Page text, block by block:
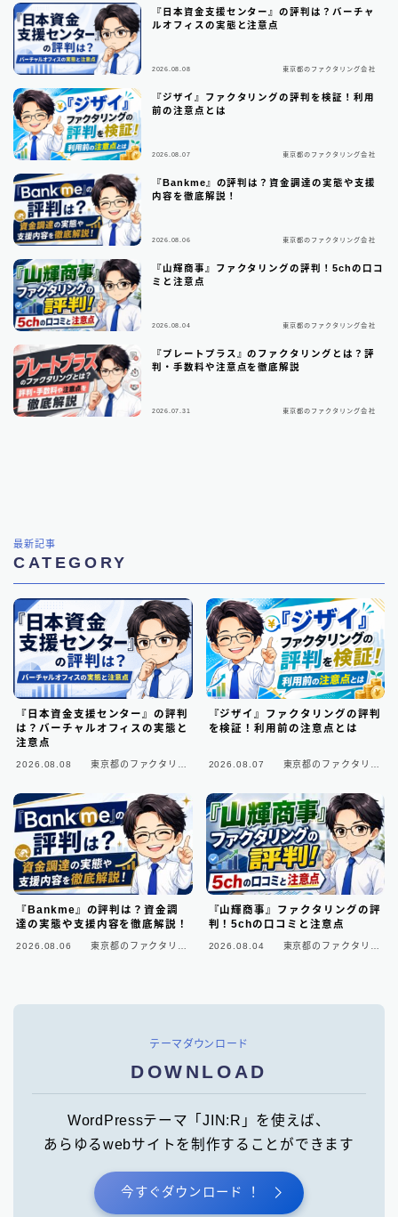
請求書カード払い
ファクタリング基礎知識 66
▼無料の見積もりがオススメ
『日本資金支援センター』の評判は？バーチャ
ルオフィスの実態と注意点
2026.08.08 東京都のファクタリング会社
『ジザイ』ファクタリングの評判を検証！利用
前の注意点とは
2026.08.07 東京都のファクタリング会社
『Bankme』の評判は？資金調達の実態や支援
内容を徹底解説！
2026.08.06 東京都のファクタリング会社
『山輝商事』ファクタリングの評判！5chの口コ
ミと注意点
2026.08.04 東京都のファクタリング会社
『プレートプラス』のファクタリングとは？評
判・手数料や注意点を徹底解説
2026.07.31 東京都のファクタリング会社
最新記事
CATEGORY
『日本資金支援センター』の評判
は？バーチャルオフィスの実態と
注意点
2026.08.08
東京都のファクタリン
『ジザイ』ファクタリングの評判
を検証！利用前の注意点とは
2026.08.07
東京都のファクタリン
『Bankme』の評判は？資金調
達の実態や支援内容を徹底解説！
2026.08.06
東京都のファクタリン
『山輝商事』ファクタリングの評
判！5chの口コミと注意点
2026.08.04
東京都のファクタリン
テーマダウンロード
DOWNLOAD
WordPressテーマ「JIN:R」を使えば、
あらゆるwebサイトを制作することができます
今すぐダウンロード ！